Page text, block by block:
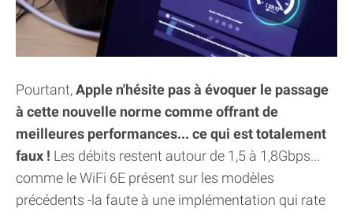
Pourtant,Apple n'hésite pas à évoquer le passage
à cette nouvelle norme comme offrant de
meilleures performances... ce qui est totalement
faux ! Les débits restent autour de 1,5 à 1,8Gbps...
comme le WiFi 6E présent sur les modèles
précédents -la faute à une implémentation qui rate